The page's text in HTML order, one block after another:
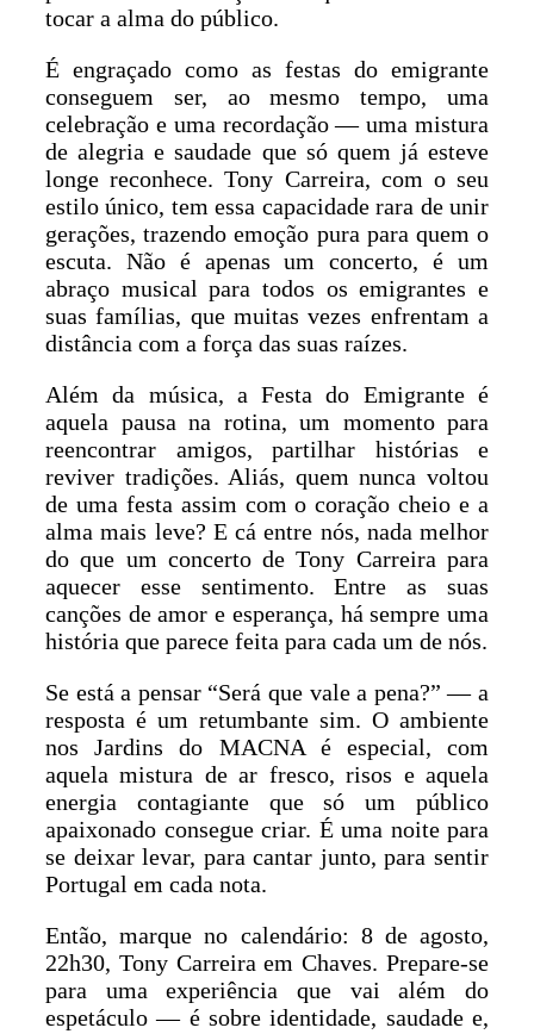
tocar a alma do público.
É engraçado como as festas do emigrante
conseguem ser, ao mesmo tempo, uma
celebração e uma recordação — uma mistura
de alegria e saudade que só quem já esteve
longe reconhece. Tony Carreira, com o seu
estilo único, tem essa capacidade rara de unir
gerações, trazendo emoção pura para quem o
escuta. Não é apenas um concerto, é um
abraço musical para todos os emigrantes e
suas famílias, que muitas vezes enfrentam a
distância com a força das suas raízes.
Além da música, a Festa do Emigrante é
aquela pausa na rotina, um momento para
reencontrar amigos, partilhar histórias e
reviver tradições. Aliás, quem nunca voltou
de uma festa assim com o coração cheio e a
alma mais leve? E cá entre nós, nada melhor
do que um concerto de Tony Carreira para
aquecer esse sentimento. Entre as suas
canções de amor e esperança, há sempre uma
história que parece feita para cada um de nós.
Se está a pensar “Será que vale a pena?” — a
resposta é um retumbante sim. O ambiente
nos Jardins do MACNA é especial, com
aquela mistura de ar fresco, risos e aquela
energia contagiante que só um público
apaixonado consegue criar. É uma noite para
se deixar levar, para cantar junto, para sentir
Portugal em cada nota.
Então, marque no calendário: 8 de agosto,
22h30, Tony Carreira em Chaves. Prepare-se
para uma experiência que vai além do
espetáculo — é sobre identidade, saudade e,